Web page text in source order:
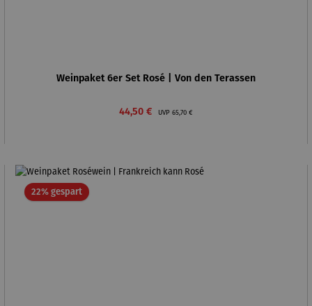
Weinpaket 6er Set Rosé | Von den Terassen
Verkaufspreis:
44,50 € UVP Regulärer Preis:
65,70 €
22% gespartRabatt